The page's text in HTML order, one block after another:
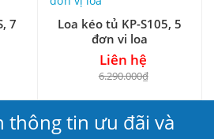
7
Loa kéo tủ KP-S105, 5
đơn vị loa
Liên hệ
6.290.000₫
thông tin ưu đãi và